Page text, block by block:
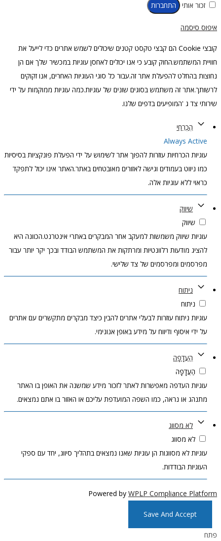
זכור אותי התחברות
איפוס סיסמה
קובצי Cookie הם קבצי טקסט קטנים שיכולים לשמש אתרים כדי לייעל את
חוויית המשתמש.החוק קובע כי אנו יכולים לאחסן עוגיות במכשיר שלך אם הן
נחוצות בהחלט להפעלת אתר זה.עבור כל סוגי העוגיות האחרים, אנו זקוקים
לרשותך.אתר זה משתמש בסוגים שונים של עוגיות.כמה עוגיות ממוקמות על ידי
שירותי צד ג 'המופיעים בדפים שלנו.
הֶכְרֵחִי
Always Active
עוגיות הכרחיות עוזרות להפוך אתר לשימוש על ידי הפעלת פונקציות בסיסיות
כמו ניווט בעמודים וגישה לאזורים מאובטחים באתר.האתר אינו יכול לתפקד
כראוי ללא עוגיות אלה.
שיווק
שיווק
עוגיות שיווק משמשות למעקב אחר המבקרים באתרי אינטרנט.הכוונה היא
להציג מודעות רלוונטיות ומרתקות את המשתמש הבודד ובכך יקר יותר עבור
מפרסמים ומפרסמים של צד שלישי.
ניתוח
ניתוח
עוגיות ניתוח עוזרות לבעלי אתרים להבין כיצד מבקרים מתקשרים עם אתרים
על ידי איסוף ודיווח על מידע באופן אנונימי.
הַעֲדָפָה
הַעֲדָפָה
עוגיות העדפה מאפשרות לאתר לזכור מידע שמשנה את האופן בו האתר
מתנהג או נראה, כמו השפה המועדפת עליכם או האזור בו אתם נמצאים.
לא מסווג
לא מסווג
עוגיות לא מסווגות הן עוגיות שאנו נמצאים בתהליך סיווג, יחד עם ספקי
העוגיות הבודדות.
Powered by WPLP Compliance Platform
Save And Accept
פתח